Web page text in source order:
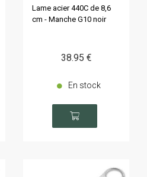
Lame acier 440C de 8,6
cm - Manche G10 noir
38.95 €
En stock